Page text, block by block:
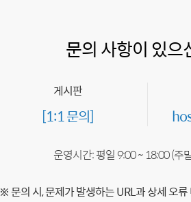
문의 사항이 있으
게시판
[1:1 문의]
운영시간: 평일 9:00 ~ 18:00 (주
※ 문의 시, 문제가 발생하는 URL과 상세 오